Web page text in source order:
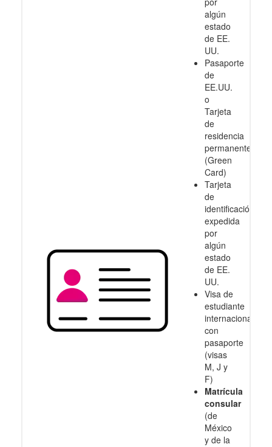
algún
estado
de EE.
UU.
Pasaporte
de
EE.UU.
o
Tarjeta
de
residencia
permanente
(Green
Card)
Tarjeta
de
identificación
expedida
por
algún
estado
de EE.
UU.
Visa de
estudiante
internacional
con
pasaporte
(visas
M, J y
F)
Matrícula
consular
(de
México
y de la